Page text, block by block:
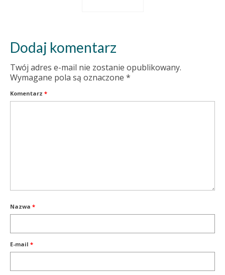
Dodaj komentarz
Twój adres e-mail nie zostanie opublikowany.
Wymagane pola są oznaczone *
Komentarz *
Nazwa *
E-mail *